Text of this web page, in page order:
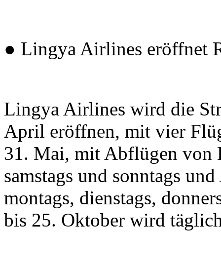
● Lingya Airlines eröffnet
Lingya Airlines wird die
April eröffnen, mit vier
31. Mai, mit Abflügen von
samstags und sonntags
montags, dienstags,
bis 25. Oktober wird